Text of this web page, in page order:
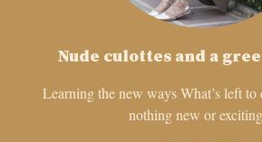
Nude culottes and a
Learning the new ways What’s left to
nothing new or